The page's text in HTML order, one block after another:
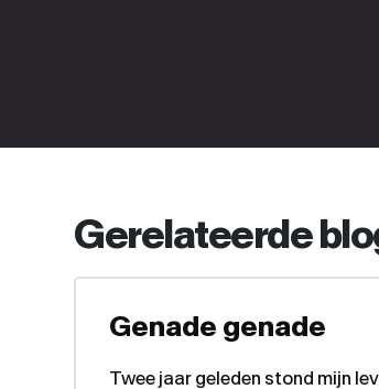
Gerelateerde
Genade genade
Twee jaar geleden stond mijn